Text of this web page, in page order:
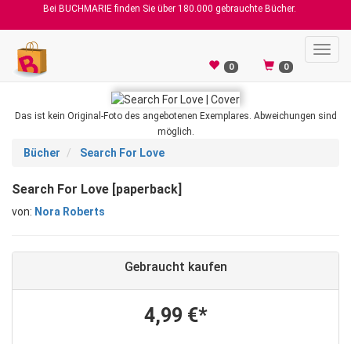
Bei BUCHMARIE finden Sie über 180.000 gebrauchte Bücher.
0 0
Das ist kein Original-Foto des angebotenen Exemplares. Abweichungen sind
möglich.
Bücher Search For Love
Search For Love [paperback]
von: Nora Roberts
Gebraucht kaufen
4,99 €*